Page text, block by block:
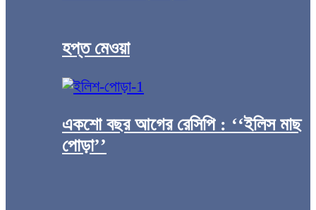
হপ্ত মেওয়া
একশো বছর আগের রেসিপি : ‘‘ইলিস মাছ
পোড়া’’